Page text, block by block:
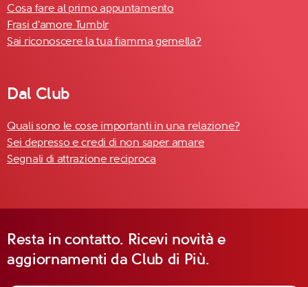
Cosa fare al primo appuntamento
Frasi d'amore Tumblr
Sai riconoscere la tua fiamma gemella?
Dal Club
Quali sono le cose importanti in una relazione?
Sei depresso e credi di non saper amare
Segnali di attrazione reciproca
Resta in contatto. Ricevi novità e
aggiornamenti da Club di Più.